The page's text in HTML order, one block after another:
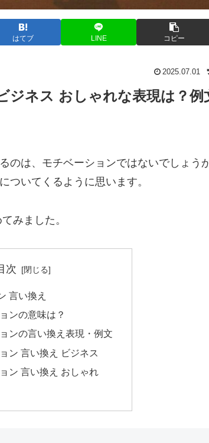
はてブ LINE コピー
2025.07.01
ジネス おしゃれな表現は？例
のは、モチベーションではないでしょう
ついてくるように思います。
みました。
次
言い換え
ンの意味は？
ンの言い換え表現・例文
ン 言い換え ビジネス
ン 言い換え おしゃれ